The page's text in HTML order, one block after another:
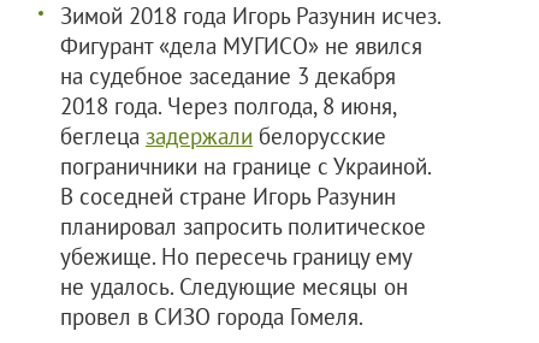
Зимой 2018 года Игорь Разунин исчез.
Фигурант «дела МУГИСО» не явился
на судебное заседание 3 декабря
2018 года. Через полгода, 8 июня,
беглеца задержали белорусские
пограничники на границе с Украиной.
В соседней стране Игорь Разунин
планировал запросить политическое
убежище. Но пересечь границу ему
не удалось. Следующие месяцы он
провел в СИЗО города Гомеля.